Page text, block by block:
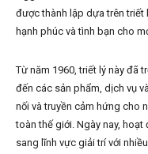
được thành lập dựa trên triết
hạnh phúc và tình bạn cho
Từ năm 1960, triết lý này đã
đến các sản phẩm, dịch vụ
nối và truyền cảm hứng cho
toàn thế giới. Ngày nay,
sang lĩnh vực giải trí với